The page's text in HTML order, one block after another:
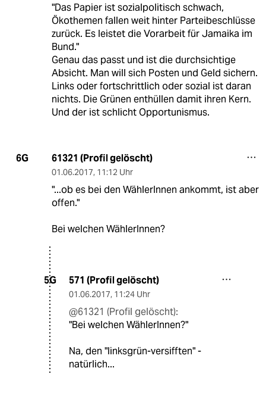
"Das Papier ist sozialpolitisch schwach,
Ökothemen fallen weit hinter Parteibeschlüsse
zurück. Es leistet die Vorarbeit für Jamaika im
Bund."
Genau das passt und ist die durchsichtige
Absicht. Man will sich Posten und Geld sichern.
Links oder fortschrittlich oder sozial ist daran
nichts. Die Grünen enthüllen damit ihren Kern.
Und der ist schlicht Opportunismus.
6G 61321 (Profil gelöscht)
01.06.2017, 11:12 Uhr
"...ob es bei den WählerInnen ankommt, ist aber
offen."
Bei welchen WählerInnen?
5G 571 (Profil gelöscht)
01.06.2017, 11:24 Uhr
@61321 (Profil gelöscht):
"Bei welchen WählerInnen?"
Na, den "linksgrün-versifften" -
natürlich...